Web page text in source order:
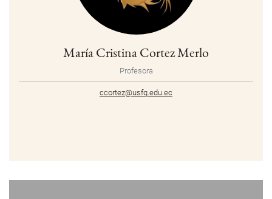
María Cristina Cortez Merlo
Profesora
ccortez@usfq.edu.ec